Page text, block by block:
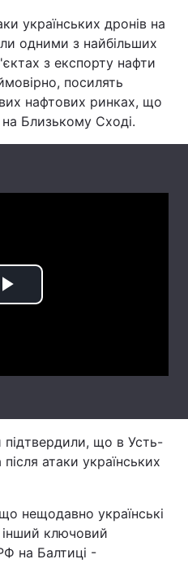
Туризм
Погода
Регіони
українських дронів на
одними з найбільших
з експорту нафти
посилять
нафтових ринках, що
Близькому Сході.
Play
підтвердили, що в Усть-
атаки українських
нещодавно українські
інший ключовий
на Балтиці -